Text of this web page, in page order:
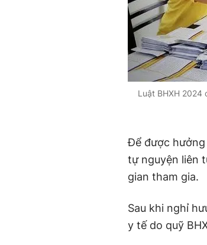
Luật BHXH 2024
Để được hưởng
tự nguyện liên
gian tham gia.
Sau khi nghỉ
y tế do quỹ